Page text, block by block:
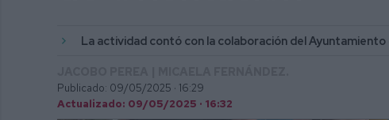
La actividad contó con la colaboración del Ayuntamiento
Publicado: 09/05/2025 · 16:29
Actualizado: 09/05/2025 · 16:32